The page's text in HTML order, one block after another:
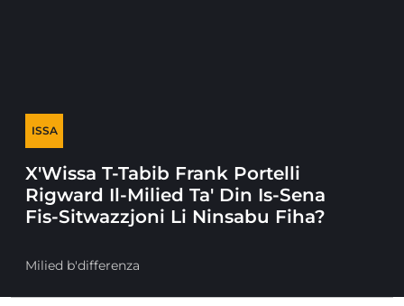
ISSA
X'Wissa T-Tabib Frank Portelli
Rigward Il-Milied Ta' Din Is-Sena
Fis-Sitwazzjoni Li Ninsabu Fiha?
Milied b'differenza